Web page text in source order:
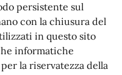
persistente sul
con la chiusura del
in questo sito
informatiche
la riservatezza della